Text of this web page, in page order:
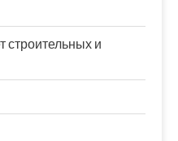
строительных и